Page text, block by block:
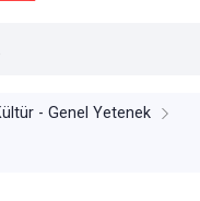
- Genel Yetenek